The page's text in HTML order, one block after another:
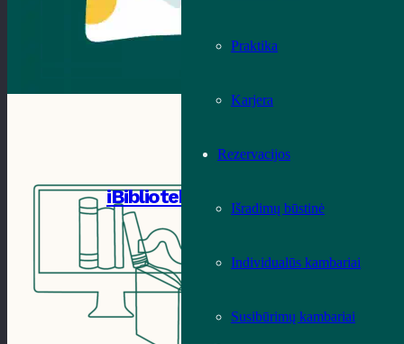
Praktika
Karjera
Rezervacijos
Išradimų būstinė
Individualūs kambariai
Susibūrimų kambariai
iBiblioteka